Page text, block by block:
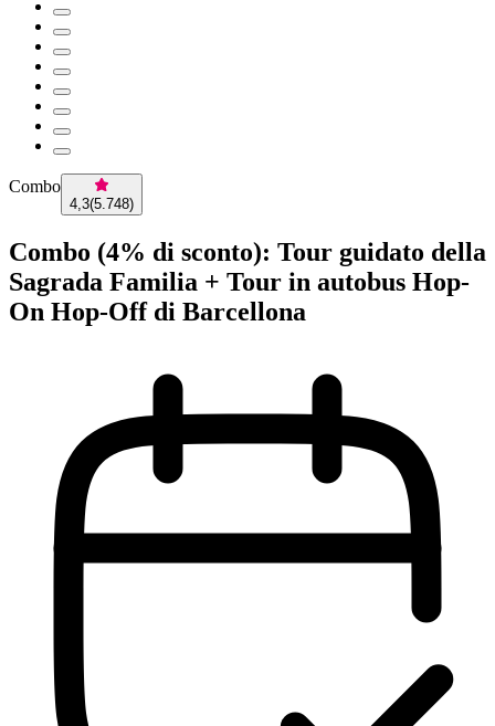
Combo
4,3(5.748)
Combo (4% di sconto): Tour guidato della
Sagrada Familia + Tour in autobus Hop-
On Hop-Off di Barcellona